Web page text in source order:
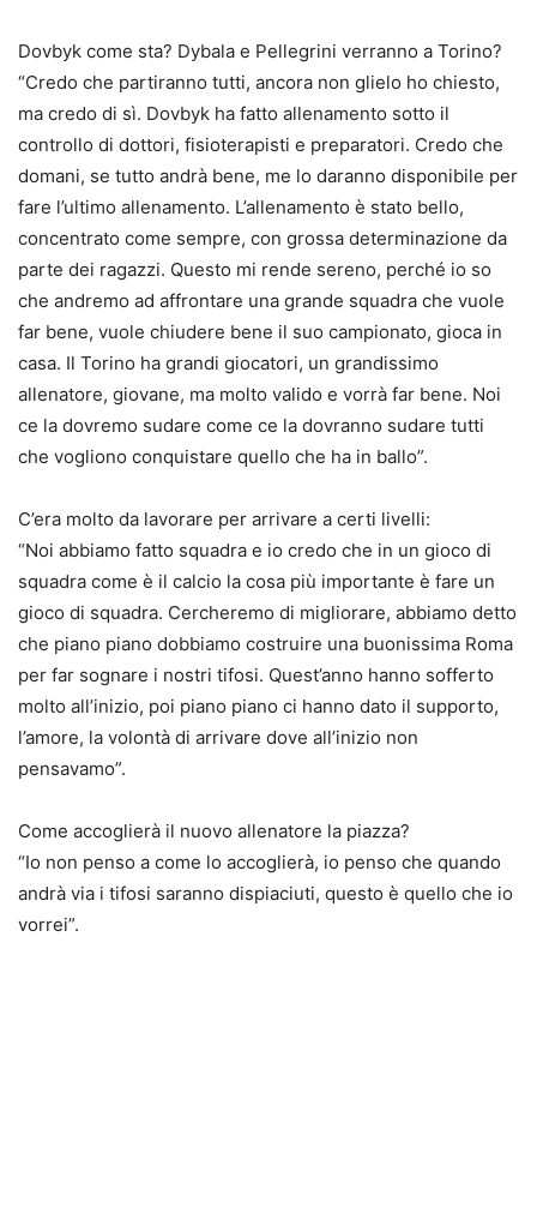
Dovbyk come sta? Dybala e Pellegrini verranno a Torino?
“Credo che partiranno tutti, ancora non glielo ho chiesto,
ma credo di sì. Dovbyk ha fatto allenamento sotto il
controllo di dottori, fisioterapisti e preparatori. Credo che
domani, se tutto andrà bene, me lo daranno disponibile per
fare l’ultimo allenamento. L’allenamento è stato bello,
concentrato come sempre, con grossa determinazione da
parte dei ragazzi. Questo mi rende sereno, perché io so
che andremo ad affrontare una grande squadra che vuole
far bene, vuole chiudere bene il suo campionato, gioca in
casa. Il Torino ha grandi giocatori, un grandissimo
allenatore, giovane, ma molto valido e vorrà far bene. Noi
ce la dovremo sudare come ce la dovranno sudare tutti
che vogliono conquistare quello che ha in ballo”.
C’era molto da lavorare per arrivare a certi livelli:
“Noi abbiamo fatto squadra e io credo che in un gioco di
squadra come è il calcio la cosa più importante è fare un
gioco di squadra. Cercheremo di migliorare, abbiamo detto
che piano piano dobbiamo costruire una buonissima Roma
per far sognare i nostri tifosi. Quest’anno hanno sofferto
molto all’inizio, poi piano piano ci hanno dato il supporto,
l’amore, la volontà di arrivare dove all’inizio non
pensavamo”.
Come accoglierà il nuovo allenatore la piazza?
“Io non penso a come lo accoglierà, io penso che quando
andrà via i tifosi saranno dispiaciuti, questo è quello che io
vorrei”.